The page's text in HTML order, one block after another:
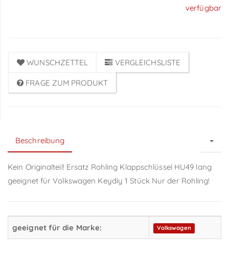
verfügbar
WUNSCHZETTEL VERGLEICHSLISTE
FRAGE ZUM PRODUKT
Beschreibung
Kein Originalteil! Ersatz Rohling Klappschlüssel HU49 lang
geeignet für Volkswagen Keydiy 1 Stück Nur der Rohling!
geeignet für die Marke: Volkswagen